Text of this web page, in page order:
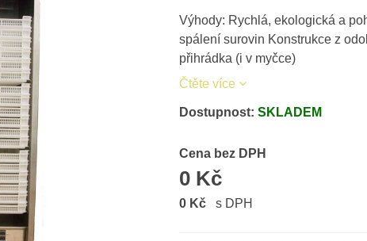
Výhody: Rychlá, ekologická a
spálení surovin Konstrukce z
přihrádka (i v myčce)
Čtěte více
Dostupnost: SKLADEM
Cena bez DPH
0 Kč
Cena s DPH
0 Kč s DPH